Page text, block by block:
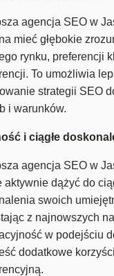
agencja SEO w
mieć głębokie
rynku, preferencji
To umożliwia
strategii SEO
i warunków.
i ciągłe
agencja SEO w
aktywnie dążyć do
swoich
z najnowszych
w podejściu
dodatkowe